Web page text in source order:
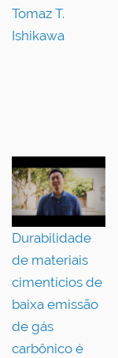
Tomaz T.
Ishikawa
Durabilidade
de materiais
cimentícios de
baixa emissão
de gás
carbônico é